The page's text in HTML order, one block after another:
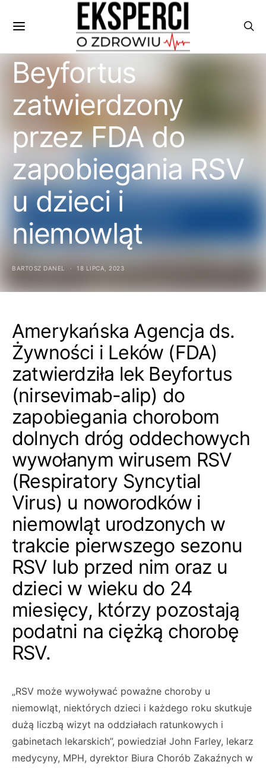
Beyfortus
zatwierdzony
przez FDA do
zapobiegania RSV
u dzieci i
niemowląt
BARTOSZ DANEL 18 LIPCA, 2023
Amerykańska Agencja ds.
Żywności i Leków (FDA)
zatwierdziła lek Beyfortus
(nirsevimab-alip) do
zapobiegania chorobom
dolnych dróg oddechowych
wywołanym wirusem RSV
(Respiratory Syncytial
Virus) u noworodków i
niemowląt urodzonych w
trakcie pierwszego sezonu
RSV lub przed nim oraz u
dzieci w wieku do 24
miesięcy, którzy pozostają
podatni na ciężką chorobę
RSV.
„RSV może wywoływać poważne choroby u
niemowląt, niektórych dzieci i każdego roku skutkuje
dużą liczbą wizyt na oddziałach ratunkowych i
gabinetach lekarskich”, powiedział John Farley, lekarz
medycyny, MPH, dyrektor Biura Chorób Zakaźnych w